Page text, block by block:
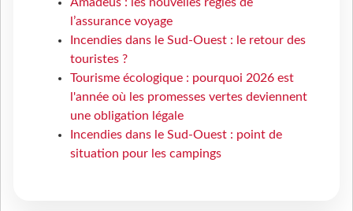
l’assurance voyage
Incendies dans le Sud-Ouest : le retour des
touristes ?
Tourisme écologique : pourquoi 2026 est
l'année où les promesses vertes deviennent
une obligation légale
Incendies dans le Sud-Ouest : point de
situation pour les campings